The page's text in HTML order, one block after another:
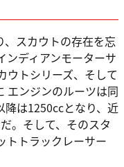
、スカウトの存在を忘
ンディアンモーターサ
ウトシリーズ、そして
エンジンのルーツは同
降は1250ccとなり、近
。そして、そのスタ
トトラックレーサー